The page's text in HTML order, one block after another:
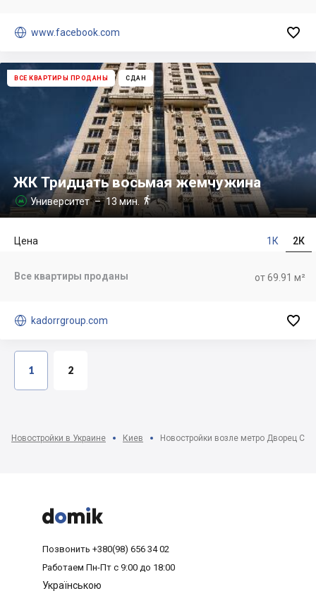
 www.facebook.com 
ВСЕ КВАРТИРЫ ПРОДАНЫ СДАН
ЖК Тридцать восьмая жемчужина
 Университет– 13 мин. 
1К 2К
Цена
от 69.91 м²
Все квартиры проданы
 kadorrgroup.com 
1 2
Новостройки в Украине Киев Новостройки возле метро Дворец



Позвонить +380(98) 656 34 02
Работаем Пн-Пт с 9:00 до 18:00
Українською